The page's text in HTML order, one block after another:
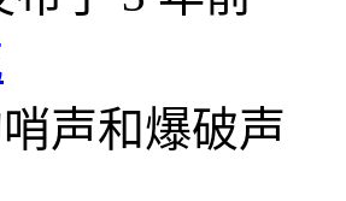
声和爆破声